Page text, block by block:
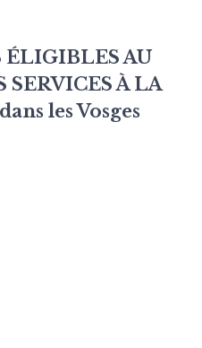
ÉLIGIBLES AU
SERVICES À LA
les Vosges